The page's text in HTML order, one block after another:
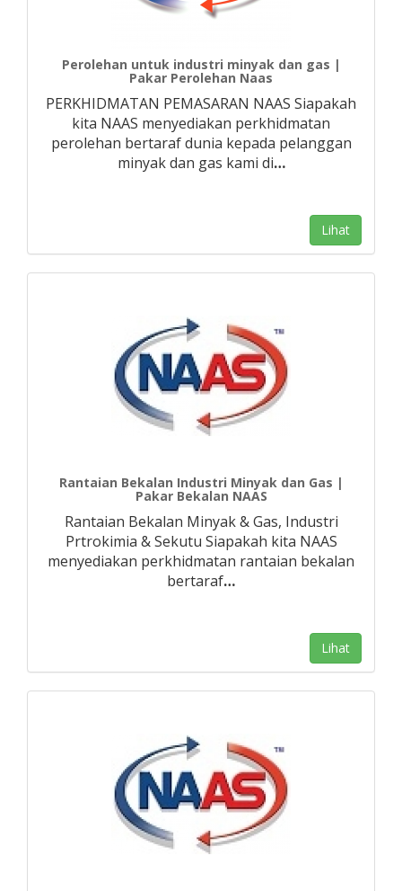
Perolehan untuk industri minyak dan gas |
Pakar Perolehan Naas
PERKHIDMATAN PEMASARAN NAAS Siapakah
kita NAAS menyediakan perkhidmatan
perolehan bertaraf dunia kepada pelanggan
minyak dan gas kami di…
Lihat
Rantaian Bekalan Industri Minyak dan Gas |
Pakar Bekalan NAAS
Rantaian Bekalan Minyak & Gas, Industri
Prtrokimia & Sekutu Siapakah kita NAAS
menyediakan perkhidmatan rantaian bekalan
bertaraf…
Lihat